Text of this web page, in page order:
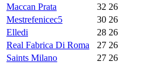
Maccan Prata
32 26
Mestrefenicec5
30 26
Elledi
28 26
Real Fabrica Di Roma
27 26
Saints Milano
27 26